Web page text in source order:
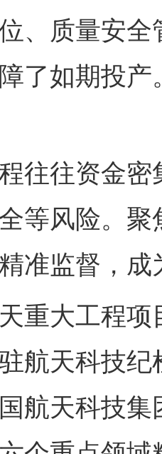
、质量安
了如期投产
往资金密
等风险。
准监督，
大工程项
航天科技纪
航天科技